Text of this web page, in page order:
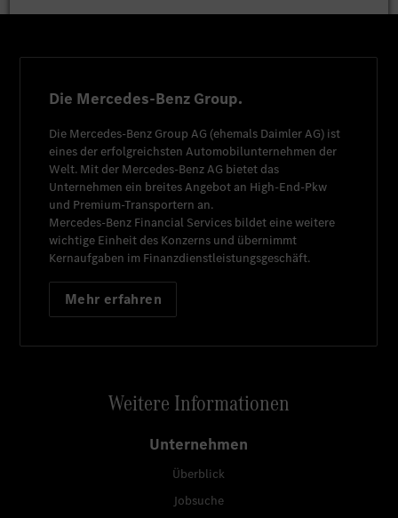
Die Mercedes-Benz Group.
Die Mercedes-Benz Group AG (ehemals Daimler AG) ist
eines der erfolgreichsten Automobilunternehmen der
Welt. Mit der Mercedes-Benz AG bietet das
Unternehmen ein breites Angebot an High-End-Pkw
und Premium-Transportern an.
Mercedes-Benz Financial Services bildet eine weitere
wichtige Einheit des Konzerns und übernimmt
Kernaufgaben im Finanzdienstleistungsgeschäft.
Mehr erfahren
Weitere Informationen
Unternehmen
Überblick
Jobsuche